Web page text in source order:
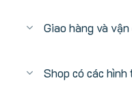
Giao hàng và
Shop có các